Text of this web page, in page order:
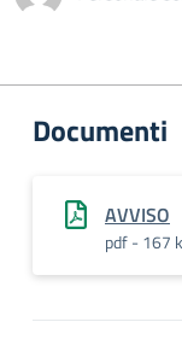
Documenti
AVVISO
pdf - 167